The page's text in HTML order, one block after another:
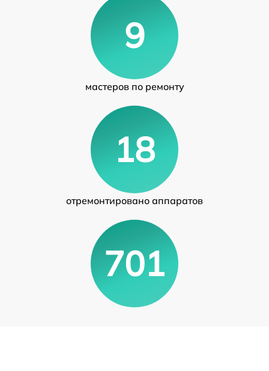
9
мастеров по ремонту
18
отремонтировано аппаратов
701